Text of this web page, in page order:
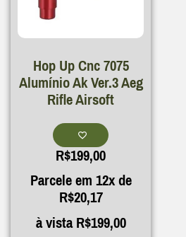
Hop Up Cnc 7075
Alumínio Ak Ver.3 Aeg
Rifle Airsoft
R$199,00
Parcele em 12x de
R$20,17
à vistaR$199,00